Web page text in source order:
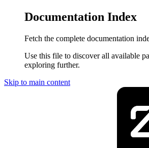
Documentation Index
Fetch the complete documentation
Use this file to discover all available
exploring further.
Skip to main content